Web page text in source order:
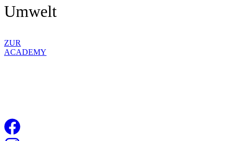
Umwelt
ZUR
ACADEMY